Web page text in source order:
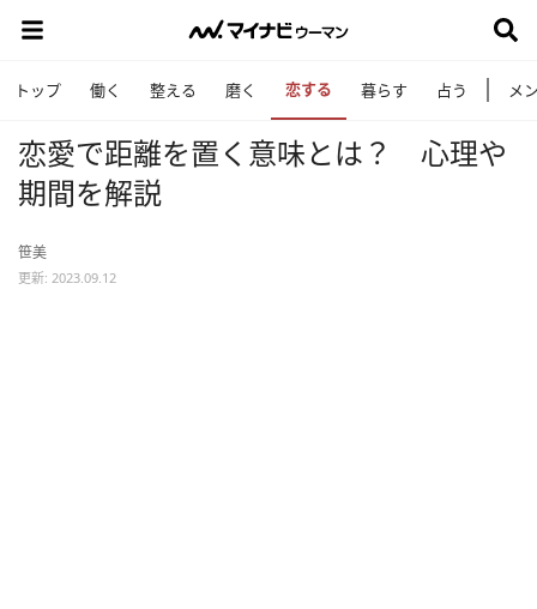
トップ 働く 整える 磨く 恋する 暮らす 占う メ
恋愛で距離を置く意味とは？ 心理や
期間を解説
笹美
更新: 2023.09.12